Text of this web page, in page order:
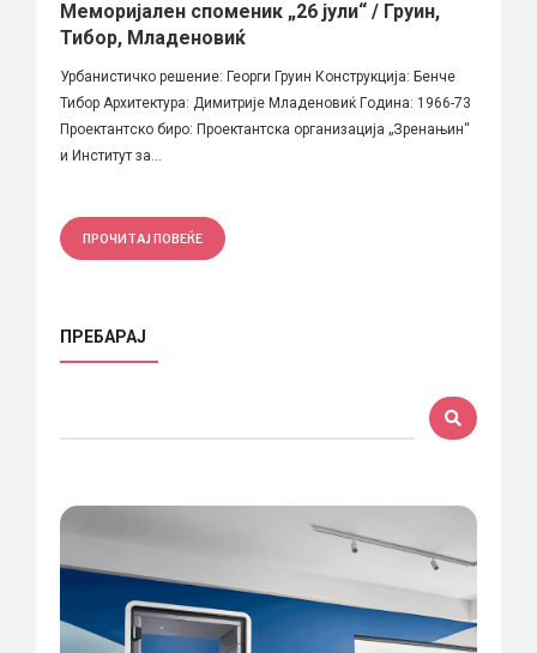
Меморијален споменик „26 јули“ / Груин,
Тибор, Младеновиќ
Урбанистичко решение: Георги Груин Конструкција: Бенче
Тибор Архитектура: Димитрије Младеновиќ Гoдина: 1966-73
Проектантско биро: Проектантска организација „Зренањин“
и Институт за...
ПРОЧИТАЈ ПОВЕЌЕ
ПРЕБАРАЈ